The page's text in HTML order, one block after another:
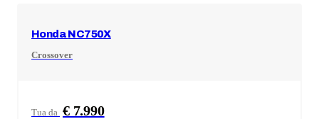
HondaNC750X
Crossover
Tua da € 7.990